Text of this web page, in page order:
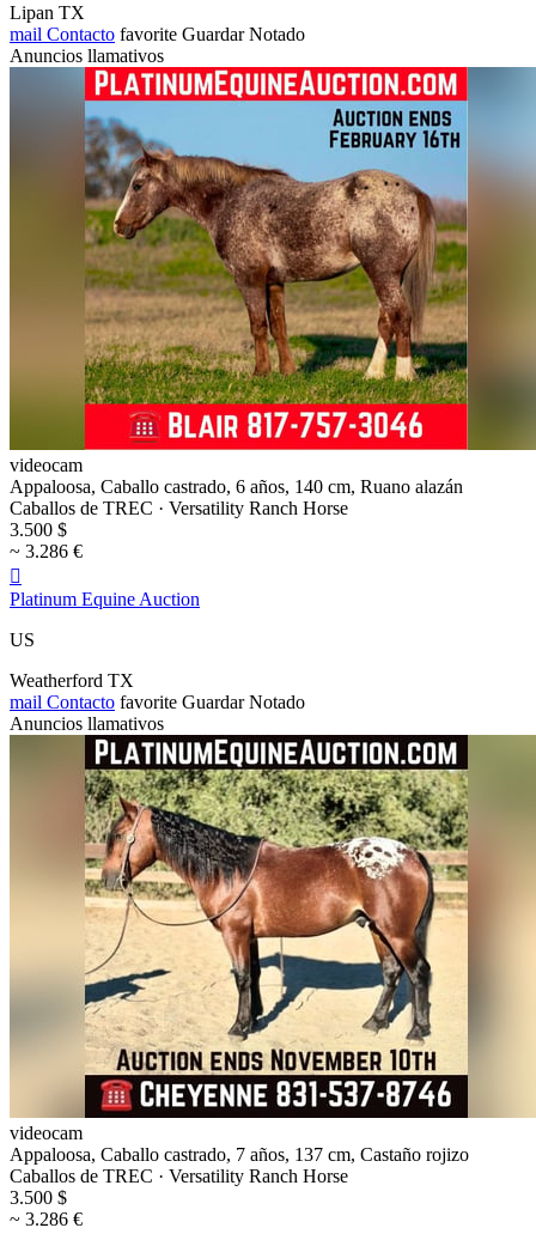
Lipan TX
mail Contacto favorite Guardar Notado
Anuncios llamativos
videocam
Appaloosa, Caballo castrado, 6 años, 140 cm, Ruano alazán
Caballos de TREC · Versatility Ranch Horse
3.500 $
~ 3.286 €

Platinum Equine Auction
US
Weatherford TX
mail Contacto favorite Guardar Notado
Anuncios llamativos
videocam
Appaloosa, Caballo castrado, 7 años, 137 cm, Castaño rojizo
Caballos de TREC · Versatility Ranch Horse
3.500 $
~ 3.286 €